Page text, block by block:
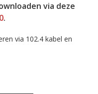
via deze
.
via 102.4 kabel en